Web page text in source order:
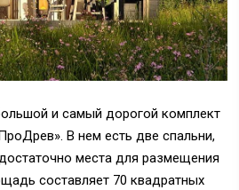
и самый дорогой комплект
В нем есть две спальни,
места для размещения
составляет 70 квадратных